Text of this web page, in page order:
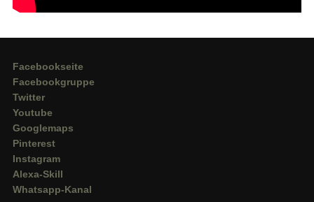
Facebookseite
Facebookgruppe
Twitter
Youtube
Googlemaps
Pinterest
Instagram
Alexa-Skill
Whatsapp-Kanal